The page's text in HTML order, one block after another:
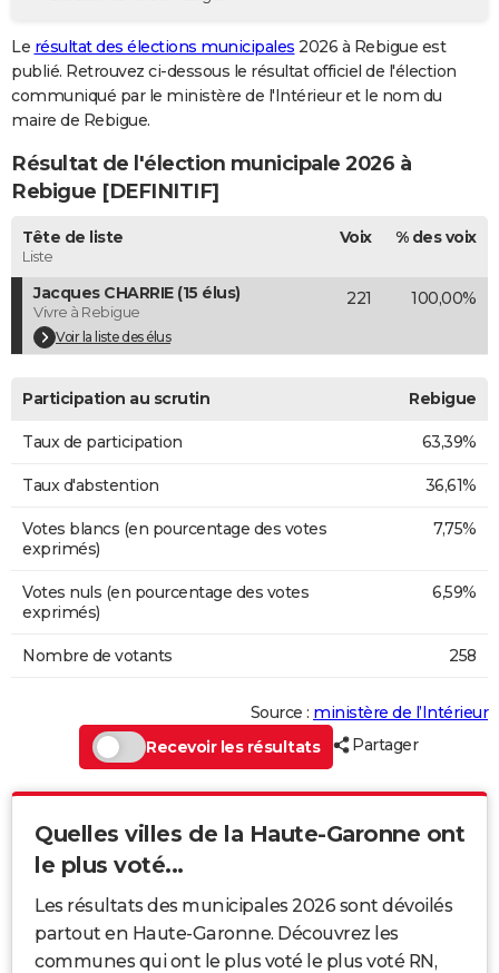
GUIDES D'ACHAT
BONS PLANS
CARTE DE VOEUX
Carte de Noël
Carte Bonne année
Carte Saint-Valentin
Carte Pâques
Carte d'anniversaire
DICTIONNAIRE
Dictionnaire
Biographies
Citations
Expressions
Proverbes
PROGRAMME TV
COPAINS D'AVANT
S'inscrire
Se connecter
Lycées
Collèges
Primaires
Universités
Entreprises
Service militaire
Avis de recherche
AVIS DE DÉCÈS
FORUM
Le résultat des élections municipales 2026 à Rebigue est
publié. Retrouvez ci-dessous le résultat officiel de l'élection
communiqué par le ministère de l'Intérieur et le nom du
maire de Rebigue.
Résultat de l'élection municipale 2026 à
Rebigue [DEFINITIF]
Tête de liste
Liste
Voix % des voix
Jacques CHARRIE (15 élus)
Vivre à Rebigue
Voir la liste des élus
221 100,00%
Participation au scrutin Rebigue
Taux de participation 63,39%
Taux d'abstention 36,61%
Votes blancs (en pourcentage des votes
exprimés)
7,75%
Votes nuls (en pourcentage des votes
exprimés)
6,59%
Nombre de votants 258
Source : ministère de l’Intérieur
Recevoir les résultats
Partager
Quelles villes de la Haute-Garonne ont
le plus voté...
Les résultats des municipales 2026 sont dévoilés
partout en Haute-Garonne. Découvrez les
communes qui ont le plus voté le plus voté RN,